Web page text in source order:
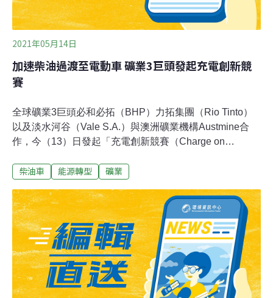
2021年05月14日
加速柴油過渡至電動車 礦業3巨頭發起充電創新競
賽
全球礦業3巨頭必和必拓（BHP）力拓集團（Rio Tinto）
以及淡水河谷（Vale S.A.）與澳洲礦業機構Austmine合
作，今（13）日發起「充電創新競賽（Charge on
電動車，減少溫室氣體排放。《路透》報導，柴油是造成
車隊轉型為電動車，以削減碳排放，但目前正面臨到難
題，由於充電需要花費大量靜止的時間，將影響生產率。
而礦業巨頭發起的競賽，將尋求快速充電的點子，為偏遠
礦區的卡車車隊提供每小時400千瓦（kWh）的電力。
柴油車 能源轉型 礦業